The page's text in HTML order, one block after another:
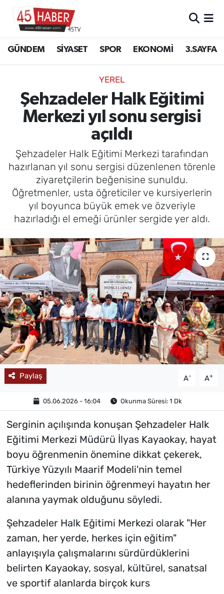
GÜNDEM SİYASET SPOR EKONOMİ 3.SAYFA
YEREL
Şehzadeler Halk Eğitimi
Merkezi yıl sonu sergisi
açıldı
Şehzadeler Halk Eğitimi Merkezi tarafından
hazırlanan yıl sonu sergisi düzenlenen törenle
ziyaretçilerin beğenisine sunuldu.
Öğretmenler, usta öğreticiler ve kursiyerlerin
yıl boyunca büyük emek ve özveriyle
hazırladığı el emeği ürünler sergide yer aldı.
Paylaş A- A+
05.06.2026 - 16:04 Okunma Süresi: 1 Dk
Serginin açılışında konuşan Şehzadeler Halk
Eğitimi Merkezi Müdürü İlyas Kayaokay, hayat
boyu öğrenmenin önemine dikkat çekerek,
Türkiye Yüzyılı Maarif Modeli'nin temel
hedeflerinden birinin öğrenmeyi hayatın her
alanına yaymak olduğunu söyledi.
Şehzadeler Halk Eğitimi Merkezi olarak "Her
zaman, her yerde, herkes için eğitim"
anlayışıyla çalışmalarını sürdürdüklerini
belirten Kayaokay, sosyal, kültürel, sanatsal
ve sportif alanlarda birçok kurs
SİYASET
EKONOMİ
EĞİTİM
SAĞLIK
YAŞAM
MAGAZİN
Manisa Hava Durumu
Manisa Trafik Yoğunluk Haritası
Süper Lig Puan Durumu ve Fikstür
Tüm Manşetler
Son Dakika Haberleri
Haber Arşivi